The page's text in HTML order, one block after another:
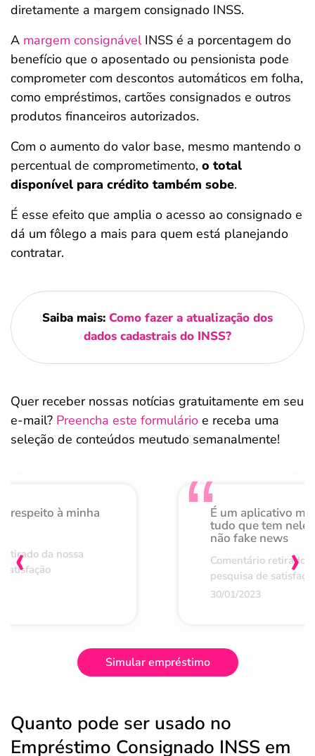
diretamente a margem consignado INSS.
A margem consignávelINSS é a porcentagem do
benefício que o aposentado ou pensionista pode
comprometer com descontos automáticos em folha,
como empréstimos, cartões consignados e outros
produtos financeiros autorizados.
Com o aumento do valor base, mesmo mantendo o
percentual de comprometimento, o total
disponível para crédito também sobe.
É esse efeito que amplia o acesso ao consignado e
dá um fôlego a mais para quem está planejando
contratar.
Saiba mais: Como fazer a atualização dos
dados cadastrais do INSS?
Quer receber nossas notícias gratuitamente em seu
e-mail? Preencha este formulário e receba uma
seleção de conteúdos meutudo semanalmente!
respeito à minha
da nossa
É um aplicativo
tudo que tem nele
não fake news
Comentário retirado
pesquisa de
30/01/2023
‹ ›
Simular empréstimo
Quanto pode ser usado no
Empréstimo Consignado INSS em